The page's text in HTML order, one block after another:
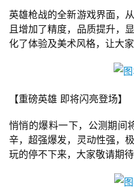
游
茶
原
创
戏
界
手
英雄枪战的全新游戏界面，
且增加了精度，品质提升，
化了体验及美术风格，让大
【重磅英雄 即将闪亮登场】
悄悄的爆料一下，公测期间
辛，超强爆发，灵动性强，
玩的停不下来，大家敬请期待